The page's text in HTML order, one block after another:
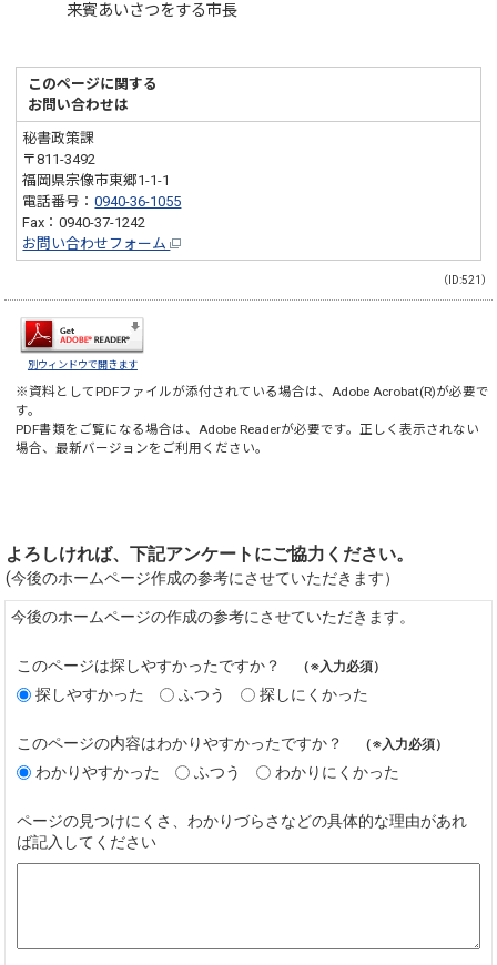
来賓あいさつをする市長
このページに関する
お問い合わせは
秘書政策課
〒811-3492
福岡県宗像市東郷1-1-1
電話番号：0940-36-1055
Fax：0940-37-1242
お問い合わせフォーム
（ID:521）
別ウィンドウで開きます
※資料としてPDFファイルが添付されている場合は、 Adobe Acrobat(R)が必要で
す。
PDF書類をご覧になる場合は、 Adobe Readerが必要です。正しく表示されない
場合、最新バージョンをご利用ください。